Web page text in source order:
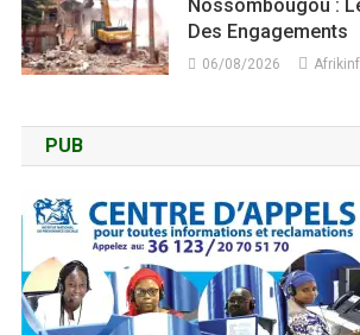
Nossombougou :
Des Engagements
06/08/2026
PUB